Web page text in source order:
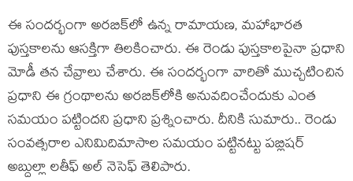
ఈ సంద‌ర్భంగా అర‌బిక్‌లో ఉన్న రామాయ‌ణ‌, మ‌హాభార‌త
పుస్త‌కాల‌ను ఆస‌క్తిగా తిల‌కించారు. ఈ రెండు పుస్త‌కాల‌పైనా ప్ర‌ధాని
మోడీ త‌న చేవ్రాలు చేశారు. ఈ సంద‌ర్భంగా వారితో ముచ్చ‌టించిన
ప్ర‌ధాని ఈ గ్రంథాల‌ను అర‌బిక్‌లోకి అనువ‌దించేందుకు ఎంత
స‌మ‌యం ప‌ట్టింద‌ని ప్ర‌ధాని ప్ర‌శ్నించారు. దీనికి సుమారు.. రెండు
సంవ‌త్స‌రాల ఎనిమిదిమాసాల స‌మ‌యం ప‌ట్టిన‌ట్టు ప‌బ్లిష‌ర్
అబ్దుల్లా లతీఫ్ అల్ నెసెఫ్ తెలిపారు.